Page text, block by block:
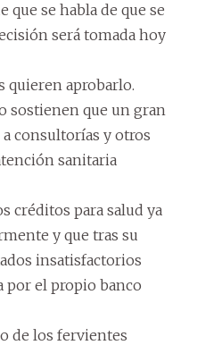
que se habla de que se
será tomada hoy
quieren aprobarlo.
sostienen que un gran
consultorías y otros
sanitaria
créditos para salud ya
y que tras su
insatisfactorios
por el propio banco
de los fervientes